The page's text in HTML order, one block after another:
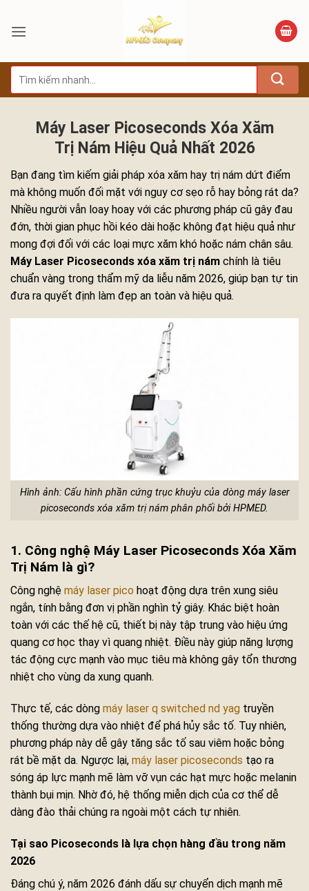
qua
dung
Tìm
kiếm:
Máy Laser Picoseconds Xóa Xăm
Trị Nám Hiệu Quả Nhất 2026
Bạn đang tìm kiếm giải pháp xóa xăm hay trị nám dứt điểm
mà không muốn đối mặt với nguy cơ sẹo rỗ hay bỏng rát da?
Nhiều người vẫn loay hoay với các phương pháp cũ gây đau
đớn, thời gian phục hồi kéo dài hoặc không đạt hiệu quả như
mong đợi đối với các loại mực xăm khó hoặc nám chân sâu.
Máy Laser Picoseconds xóa xăm trị nám chính là tiêu
chuẩn vàng trong thẩm mỹ da liễu năm 2026, giúp bạn tự tin
đưa ra quyết định làm đẹp an toàn và hiệu quả.
Hình ảnh: Cấu hình phần cứng trục khuỷu của dòng máy laser
picoseconds xóa xăm trị nám phân phối bởi HPMED.
1. Công nghệ Máy Laser Picoseconds Xóa Xăm
Trị Nám là gì?
Công nghệ máy laser pico hoạt động dựa trên xung siêu
ngắn, tính bằng đơn vị phần nghìn tỷ giây. Khác biệt hoàn
toàn với các thế hệ cũ, thiết bị này tập trung vào hiệu ứng
quang cơ học thay vì quang nhiệt. Điều này giúp năng lượng
tác động cực mạnh vào mục tiêu mà không gây tổn thương
nhiệt cho vùng da xung quanh.
Thực tế, các dòng máy laser q switched nd yag truyền
thống thường dựa vào nhiệt để phá hủy sắc tố. Tuy nhiên,
phương pháp này dễ gây tăng sắc tố sau viêm hoặc bỏng
rát bề mặt da. Ngược lại, máy laser picoseconds tạo ra
sóng áp lực mạnh mẽ làm vỡ vụn các hạt mực hoặc melanin
thành bụi mịn. Nhờ đó, hệ thống miễn dịch của cơ thể dễ
dàng đào thải chúng ra ngoài một cách tự nhiên.
Tại sao Picoseconds là lựa chọn hàng đầu trong năm
2026
Đáng chú ý, năm 2026 đánh dấu sự chuyển dịch mạnh mẽ